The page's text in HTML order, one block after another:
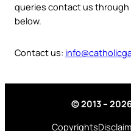
queries contact us through
below.
Contact us:
© 2013 –
Copyrights